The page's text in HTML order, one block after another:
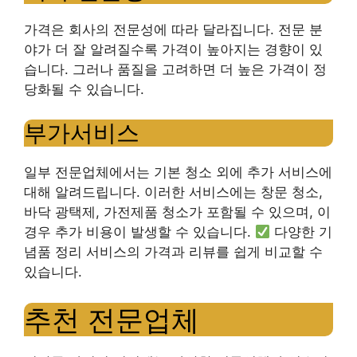
가격은 회사의 전문성에 따라 달라집니다. 전문 분
야가 더 잘 알려질수록 가격이 높아지는 경향이 있
습니다. 그러나 품질을 고려하면 더 높은 가격이 정
당화될 수 있습니다.
부가서비스
일부 전문업체에서는 기본 청소 외에 추가 서비스에
대해 알려드립니다. 이러한 서비스에는 창문 청소,
바닥 광택제, 가전제품 청소가 포함될 수 있으며, 이
경우 추가 비용이 발생할 수 있습니다.
다양한 기
념품 정리 서비스의 가격과 리뷰를 쉽게 비교할 수
있습니다.
추천 전문업체